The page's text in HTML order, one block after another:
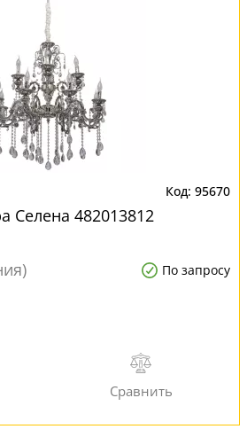
95670
Селена 482013812
По запросу